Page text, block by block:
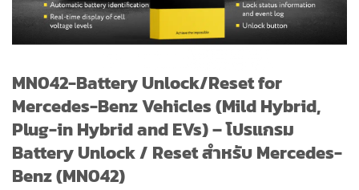
MN042-Battery Unlock/Reset for
Mercedes-Benz Vehicles (Mild Hybrid,
Plug-in Hybrid and EVs) – โปรแกรม
Battery Unlock / Reset สำหรับ Mercedes-
Benz (MN042)